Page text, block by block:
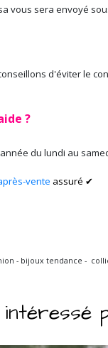
vous sera envoyé
d'éviter le
?
du lundi au
vente assuré ✔
- bijoux tendance -